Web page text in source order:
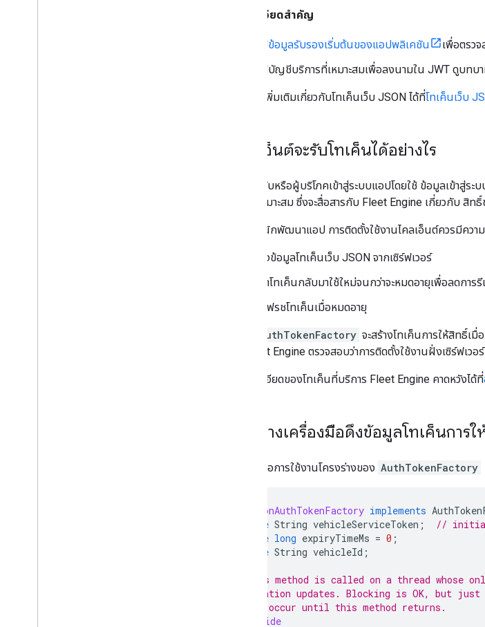
รายละเอียดสำคัญ
ใช้ข้อมูลรับรองเริ่มต้นของแอปพลิเคชัน
เพื่อตรว
ใช้บัญชีบริการที่เหมาะสมเพื่อลงนามใน JWT ดูบทบ
ดูข้อมูลเพิ่มเติมเกี่ยวกับโทเค็นเว็บ JSON ได้ที่โทเค็นเว็บ
ไคลเอ็นต์จะรับโทเค็นได้อย่างไร
เมื่อคนขับหรือผู้บริโภคเข้าสู่ระบบแอปโดยใช้ ข้อมูลเข้าสู่ร
สิทธิ์ที่เหมาะสม ซึ่งจะสื่อสารกับ Fleet Engine เกี่ยวกับ สิท
ในฐานะนักพัฒนาแอป การติดตั้งใช้งานไคลเอ็นต์ควรมีควา
ดึงข้อมูลโทเค็นเว็บ JSON จากเซิร์ฟเวอร์
นำโทเค็นกลับมาใช้ใหม่จนกว่าจะหมดอายุเพื่อลดการ
รีเฟรชโทเค็นเมื่อหมดอายุ
AuthTokenFactory จะสร้างโทเค็นการให้สิทธิ์เ
ยัง Fleet Engine ตรวจสอบว่าการติดตั้งใช้งานฝั่งเซิร์ฟเว
ดูรายละเอียดของโทเค็นที่บริการ Fleet Engine คาดหวังได้ที่
ตัวอย่างเครื่องมือดึงข้อมูลโทเค็นการ
ต่อไปนี้คือการใช้งานโครงร่างของ AuthTokenFactory
JsonAuthTokenFactory implements
private String vehicleServiceToken ;
//
private long expiryTimeMs = 0 ;
private String vehicleId ;
// This method is called on a thread whose
// location updates. Blocking is OK, but just
// can occur until this method returns.
@Override